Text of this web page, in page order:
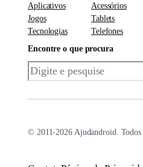
Aplicativos
Jogos
Tecnologias
Acessórios
Tablets
Telefones
Encontre o que procura
Pesquisar
© 2011-2026 Ajudandroid. Todos